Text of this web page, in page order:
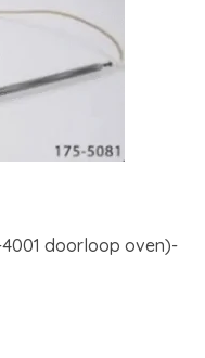
4001 doorloop oven)-